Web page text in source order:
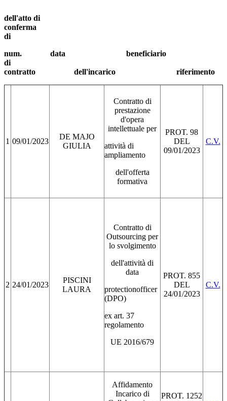
dell'atto di
di
num. data
di
contratto dell'incarico riferimento
1 09/01/2023
DE MAJO
GIULIA
Contratto di
prestazione
d'opera
intellettuale per
attività di
ampliamento
dell'offerta
formativa
PROT. 98
DEL
09/01/2023
C.V.
2 24/01/2023
PISCINI
LAURA
Contratto di
Outsourcing per
lo svolgimento
dell'attività di
data
protectionofficer
(DPO)
ex art. 37
regolamento
UE 2016/679
PROT. 855
DEL
24/01/2023
C.V.
Affidamento
Incarico di
PROT. 1252